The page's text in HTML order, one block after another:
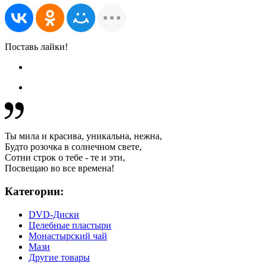
Поставь лайки!
Ты мила и красива, уникальна, нежна,
Будто розочка в солнечном свете,
Сотни строк о тебе - те и эти,
Посвещаю во все времена!
Категории:
DVD-Диски
Целебные пластыри
Монастырский чай
Мази
Другие товары